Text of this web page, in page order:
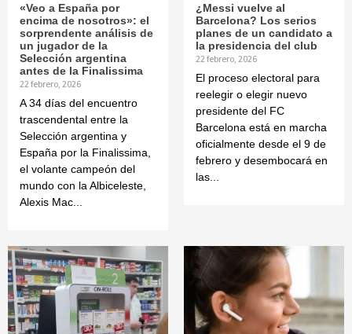
«Veo a España por
encima de nosotros»: el
sorprendente análisis de
un jugador de la
Selección argentina
antes de la Finalissima
22 febrero, 2026
A 34 días del encuentro
trascendental entre la
Selección argentina y
España por la Finalissima,
el volante campeón del
mundo con la Albiceleste,
Alexis Mac...
¿Messi vuelve al
Barcelona? Los serios
planes de un candidato a
la presidencia del club
22 febrero, 2026
El proceso electoral para
reelegir o elegir nuevo
presidente del FC
Barcelona está en marcha
oficialmente desde el 9 de
febrero y desembocará en
las...